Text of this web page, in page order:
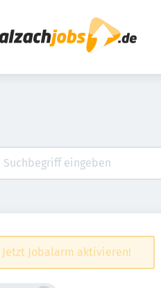
Jetzt Jobalarm aktivieren!